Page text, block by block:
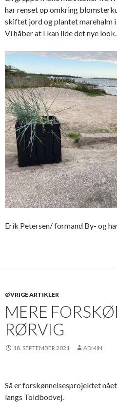
har renset op omkring
skiftet jord og plantet marehalm i
Vi håber at I kan lide det nye look.
Erik Petersen/ formand By- og
ØVRIGE ARTIKLER
MERE
RØRVIG
18. SEPTEMBER 2021 ADMIN
Så er forskønnelsesprojektet
langs Toldbodvej.